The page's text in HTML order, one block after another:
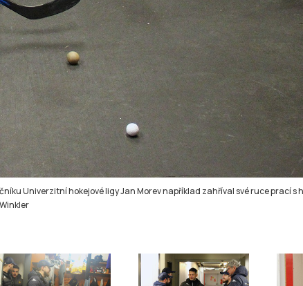
Univerzitní hokejové ligy Jan Morev například zahříval své ruce prací s